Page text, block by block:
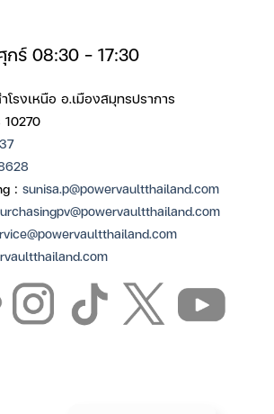
ร์ 08:30 – 17:30
รงเหนือ อ.เมืองสมุทรปราการ
10270
: sunisa.p@powervaultthailand.com